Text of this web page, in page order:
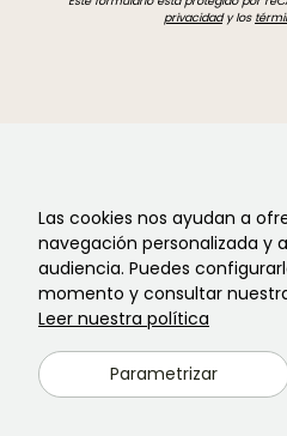
Las cookies nos ayudan a
navegación personalizada y
audiencia. Puedes
momento y consultar
Leer nuestra política
Parametrizar
privacidady los